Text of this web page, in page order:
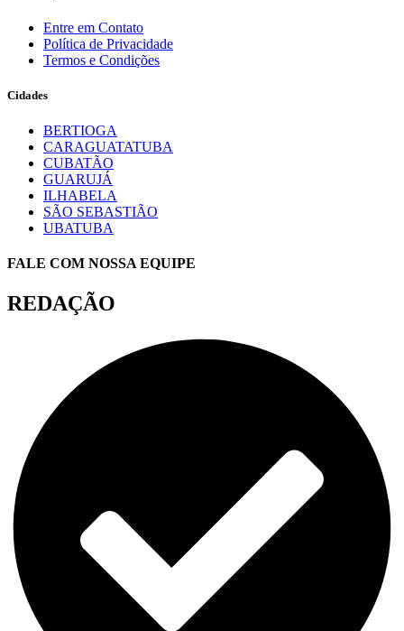
Entre em Contato
Política de Privacidade
Termos e Condições
Cidades
BERTIOGA
CARAGUATATUBA
CUBATÃO
GUARUJÁ
ILHABELA
SÃO SEBASTIÃO
UBATUBA
FALE COM NOSSA EQUIPE
REDAÇÃO